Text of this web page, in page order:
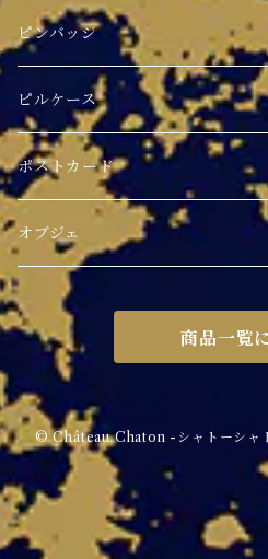
ピンバッジ
ピルケース
ポストカード
オブジェ
商品一覧
© Château Chaton -シャトーシャ